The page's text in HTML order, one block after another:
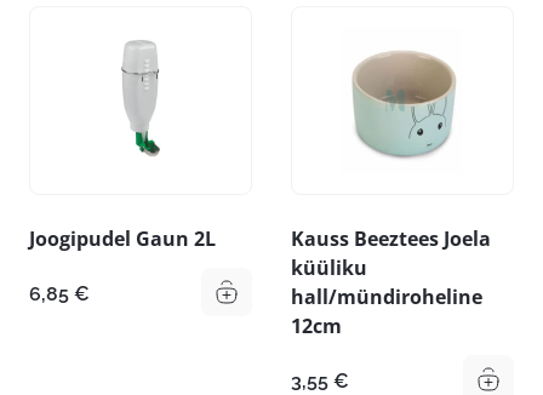
Joogipudel Gaun 2L
6,85 €
Kauss Beeztees Joela
küüliku
hall/mündiroheline
12cm
3,55 €